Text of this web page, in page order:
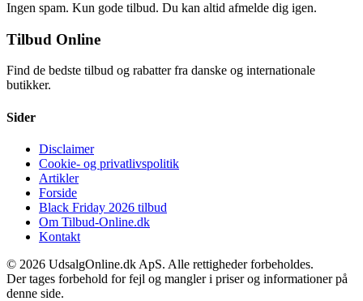
Ingen spam. Kun gode tilbud. Du kan altid afmelde dig igen.
Tilbud Online
Find de bedste tilbud og rabatter fra danske og internationale
butikker.
Sider
Disclaimer
Cookie- og privatlivspolitik
Artikler
Forside
Black Friday 2026 tilbud
Om Tilbud-Online.dk
Kontakt
© 2026 UdsalgOnline.dk ApS. Alle rettigheder forbeholdes.
Der tages forbehold for fejl og mangler i priser og informationer på
denne side.